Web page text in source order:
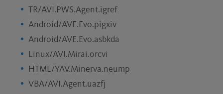
TR/AVI.PWS.Agent.igref
Android/AVE.Evo.pigxiv
Android/AVE.Evo.asbkda
Linux/AVI.Mirai.orcvi
HTML/YAV.Minerva.neump
VBA/AVI.Agent.uazfj